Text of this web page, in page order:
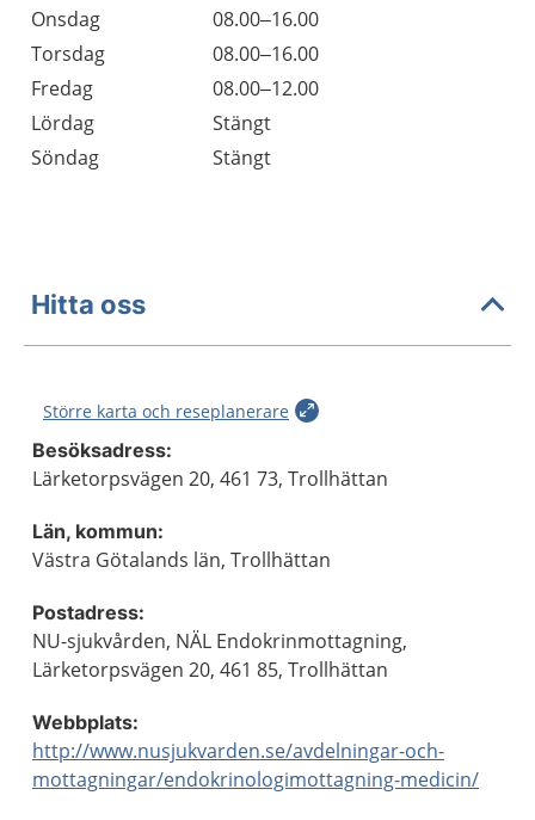
Onsdag
08.00–16.00
Torsdag
08.00–16.00
Fredag
08.00–12.00
Lördag
Stängt
Söndag
Stängt
Hitta oss
Större karta och reseplanerare
Besöksadress:
Lärketorpsvägen 20, 461 73, Trollhättan
Län, kommun:
Västra Götalands län, Trollhättan
Postadress:
NU-sjukvården, NÄL Endokrinmottagning,
Lärketorpsvägen 20, 461 85, Trollhättan
Webbplats:
http://www.nusjukvarden.se/avdelningar-och-
mottagningar/endokrinologimottagning-medicin/